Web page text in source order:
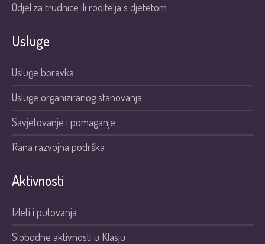
Odjel za trudnice ili roditelja s djetetom
Usluge
Usluge boravka
Usluge organiziranog stanovanja
Savjetovanje i pomaganje
Rana razvojna podrška
Aktivnosti
Izleti i putovanja
Slobodne aktivnosti u Klasju